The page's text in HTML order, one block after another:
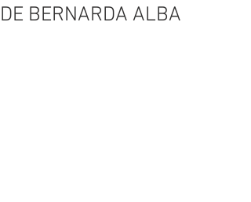
DE BERNARDA ALBA